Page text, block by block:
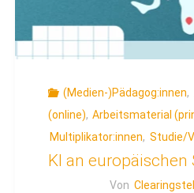
einordnen"
(Medien-)Pädagog:innen,
(online), Arbeitsmaterial
Multiplikator:innen, Studie/
KI an europäischen
Von